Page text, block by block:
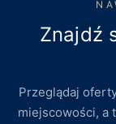
Znajdź
Przeglądaj
miejscowości, a